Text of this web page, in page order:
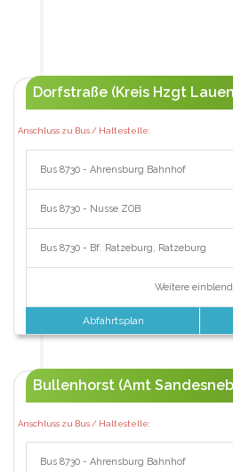
Dorfstraße (Kreis Hzgt
Anschluss zu Bus / Haltestelle:
Bus 8730 - Ahrensburg Bahnhof
Bus 8730 - Nusse ZOB
Bus 8730 - Bf. Ratzeburg, Ratzeburg
Weitere
Abfahrtsplan
Bullenhorst (Amt
Anschluss zu Bus / Haltestelle:
Bus 8730 - Ahrensburg Bahnhof